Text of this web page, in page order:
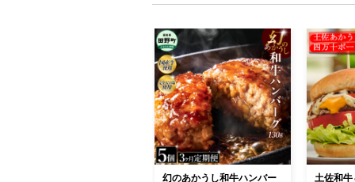
幻のあかうし和牛ハンバー
土佐和